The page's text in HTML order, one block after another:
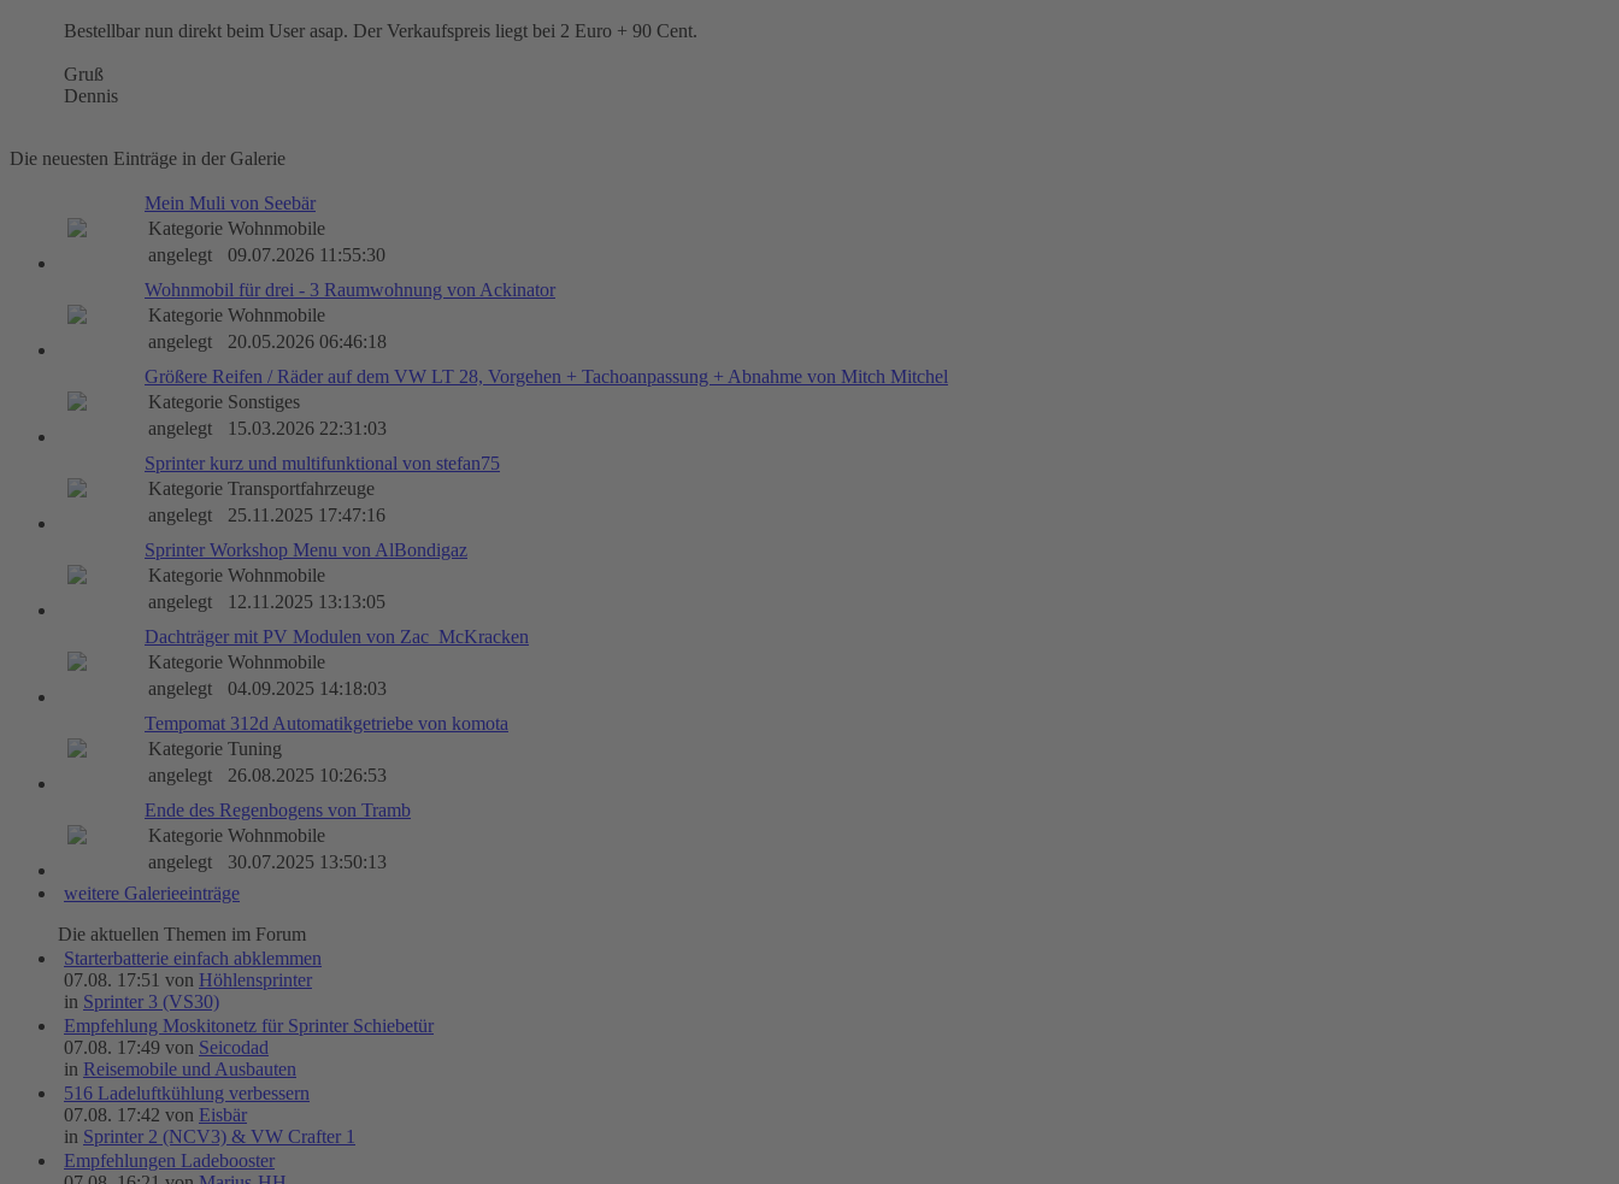
Bestellbar nun direkt beim User asap. Der Verkaufspreis liegt bei 2 Euro + 90 Cent.
Gruß
Dennis
Die neuesten Einträge in der Galerie
Mein Muli von Seebär
Kategorie Wohnmobile
angelegt
09.07.2026 11:55:30
Wohnmobil für drei - 3 Raumwohnung von Ackinator
Kategorie Wohnmobile
angelegt
20.05.2026 06:46:18
Größere Reifen / Räder auf dem VW LT 28, Vorgehen + Tachoanpassung + Abnahme von Mitch Mitchel
Kategorie Sonstiges
angelegt
15.03.2026 22:31:03
Sprinter kurz und multifunktional von stefan75
Kategorie Transportfahrzeuge
angelegt
25.11.2025 17:47:16
Sprinter Workshop Menu von AlBondigaz
Kategorie Wohnmobile
angelegt
12.11.2025 13:13:05
Dachträger mit PV Modulen von Zac_McKracken
Kategorie Wohnmobile
angelegt
04.09.2025 14:18:03
Tempomat 312d Automatikgetriebe von komota
Kategorie Tuning
angelegt
26.08.2025 10:26:53
Ende des Regenbogens von Tramb
Kategorie Wohnmobile
angelegt
30.07.2025 13:50:13
weitere Galerieeinträge
Die aktuellen Themen im Forum
Starterbatterie einfach abklemmen
07.08. 17:51 von Höhlensprinter
in Sprinter 3 (VS30)
Empfehlung Moskitonetz für Sprinter Schiebetür
07.08. 17:49 von Seicodad
in Reisemobile und Ausbauten
516 Ladeluftkühlung verbessern
07.08. 17:42 von Eisbär
in Sprinter 2 (NCV3) & VW Crafter 1
Empfehlungen Ladebooster